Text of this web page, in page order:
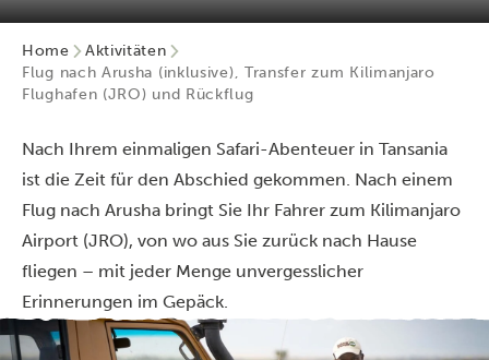
Home
Aktivitäten
Flug nach Arusha (inklusive), Transfer zum Kilimanjaro
Flughafen (JRO) und Rückflug
Nach Ihrem einmaligen Safari-Abenteuer in Tansania
ist die Zeit für den Abschied gekommen. Nach einem
Flug nach Arusha bringt Sie Ihr Fahrer zum Kilimanjaro
Airport (JRO), von wo aus Sie zurück nach Hause
fliegen – mit jeder Menge unvergesslicher
Erinnerungen im Gepäck.